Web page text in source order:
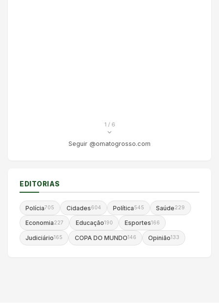
1 / 6
Seguir @omatogrosso.com
EDITORIAS
Polícia705 Cidades604 Política545 Saúde229
Economia227 Educação190 Esportes166
Judiciário165 COPA DO MUNDO146 Opinião133